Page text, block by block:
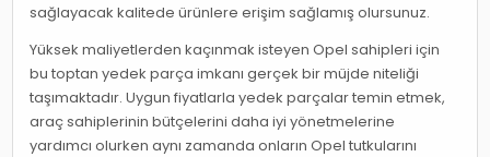
sağlayacak kalitede ürünlere erişim sağlamış olursunuz.
Yüksek maliyetlerden kaçınmak isteyen Opel sahipleri için
bu toptan yedek parça imkanı gerçek bir müjde niteliği
taşımaktadır. Uygun fiyatlarla yedek parçalar temin etmek,
araç sahiplerinin bütçelerini daha iyi yönetmelerine
yardımcı olurken aynı zamanda onların Opel tutkularını